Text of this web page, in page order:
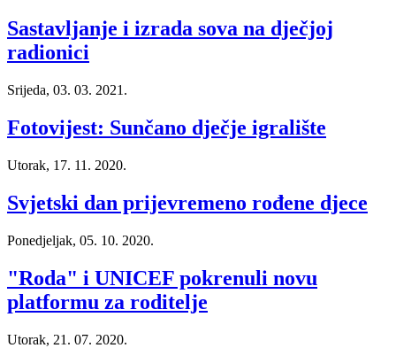
Sastavljanje i izrada sova na dječjoj
radionici
Srijeda, 03. 03. 2021.
Fotovijest: Sunčano dječje igralište
Utorak, 17. 11. 2020.
Svjetski dan prijevremeno rođene djece
Ponedjeljak, 05. 10. 2020.
"Roda" i UNICEF pokrenuli novu
platformu za roditelje
Utorak, 21. 07. 2020.